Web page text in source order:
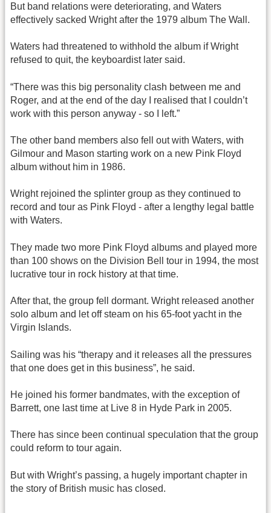
But band relations were deteriorating, and Waters
effectively sacked Wright after the 1979 album The Wall.
Waters had threatened to withhold the album if Wright
refused to quit, the keyboardist later said.
“There was this big personality clash between me and
Roger, and at the end of the day I realised that I couldn’t
work with this person anyway - so I left.”
The other band members also fell out with Waters, with
Gilmour and Mason starting work on a new Pink Floyd
album without him in 1986.
Wright rejoined the splinter group as they continued to
record and tour as Pink Floyd - after a lengthy legal battle
with Waters.
They made two more Pink Floyd albums and played more
than 100 shows on the Division Bell tour in 1994, the most
lucrative tour in rock history at that time.
After that, the group fell dormant. Wright released another
solo album and let off steam on his 65-foot yacht in the
Virgin Islands.
Sailing was his “therapy and it releases all the pressures
that one does get in this business”, he said.
He joined his former bandmates, with the exception of
Barrett, one last time at Live 8 in Hyde Park in 2005.
There has since been continual speculation that the group
could reform to tour again.
But with Wright’s passing, a hugely important chapter in
the story of British music has closed.